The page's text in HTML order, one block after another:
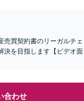
売買契約書のリーガルチェ
決を目指します【ビデオ面
合わせ